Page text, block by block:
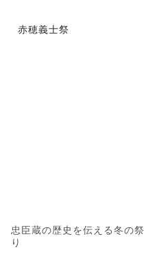
赤穂義士祭
忠臣蔵の歴史を伝える冬の祭
り